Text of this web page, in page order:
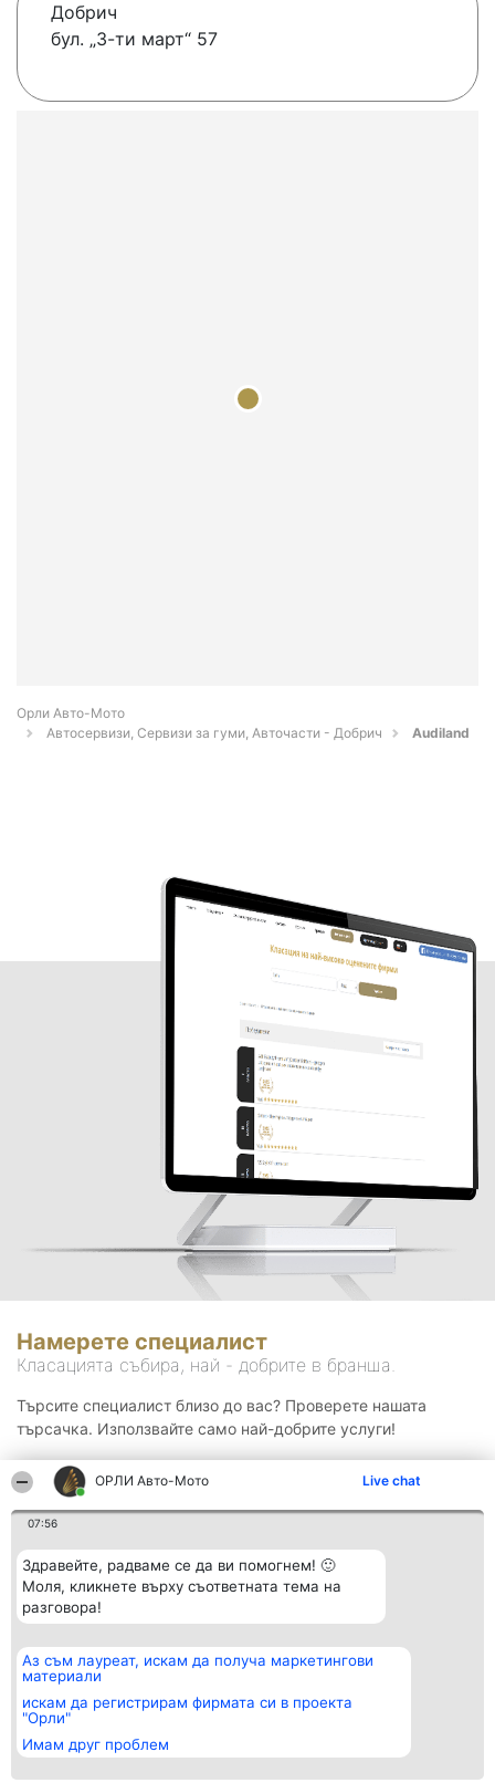
ОРЛИ Aвто-Mото Live chat
07:56
Здравейте, радваме се да ви помогнем! 🙂
Моля, кликнете върху съответната тема на
разговора!
Аз съм лауреат, искам да получа маркетингови
материали
искам да регистрирам фирмата си в проекта
"Орли"
Имам друг проблем
Добрич
бул. „3-ти март“ 57
Орли Aвто-Mото
Автосервизи, Сервизи за гуми, Авточасти - Добрич
Audiland
Намерете специалист
Класацията събира, най - добрите в бранша.
Търсите специалист близо до вас? Проверете нашата
търсачка. Използвайте само най-добрите услуги!
Организатор на
класиране
BulevardulAleea Timișul De
Sus Nr. 2, Bl. A30, Sc. A, Et.
4, Ap. 13
București 53-238
Класация
всички
Статут/Устав
Контакти